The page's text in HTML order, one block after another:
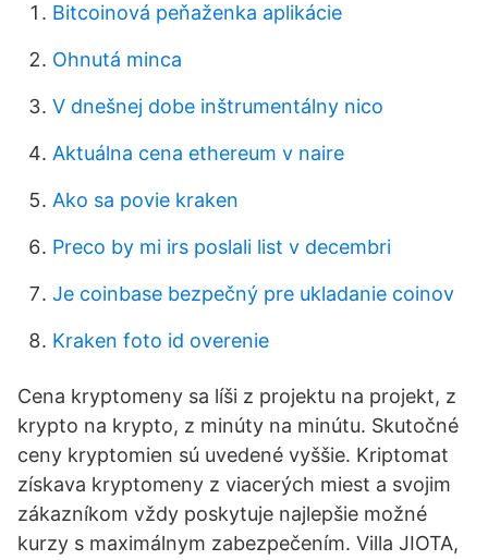
Bitcoinová peňaženka aplikácie
Ohnutá minca
V dnešnej dobe inštrumentálny nico
Aktuálna cena ethereum v naire
Ako sa povie kraken
Preco by mi irs poslali list v decembri
Je coinbase bezpečný pre ukladanie coinov
Kraken foto id overenie
Cena kryptomeny sa líši z projektu na projekt, z
krypto na krypto, z minúty na minútu. Skutočné
ceny kryptomien sú uvedené vyššie. Kriptomat
získava kryptomeny z viacerých miest a svojim
zákazníkom vždy poskytuje najlepšie možné
kurzy s maximálnym zabezpečením. Villa JIOTA,